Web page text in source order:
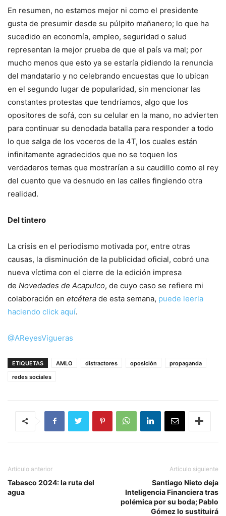
En resumen, no estamos mejor ni como el presidente
gusta de presumir desde su púlpito mañanero; lo que ha
sucedido en economía, empleo, seguridad o salud
representan la mejor prueba de que el país va mal; por
mucho menos que esto ya se estaría pidiendo la renuncia
del mandatario y no celebrando encuestas que lo ubican
en el segundo lugar de popularidad, sin mencionar las
constantes protestas que tendríamos, algo que los
opositores de sofá, con su celular en la mano, no advierten
para continuar su denodada batalla para responder a todo
lo que salga de los voceros de la 4T, los cuales están
infinitamente agradecidos que no se toquen los
verdaderos temas que mostrarían a su caudillo como el rey
del cuento que va desnudo en las calles fingiendo otra
realidad.
Del tintero
La crisis en el periodismo motivada por, entre otras
causas, la disminución de la publicidad oficial, cobró una
nueva víctima con el cierre de la edición impresa
de Novedades de Acapulco, de cuyo caso se refiere mi
colaboración en etcétera de esta semana, puede leerla
haciendo click aquí.
@AReyesVigueras
ETIQUETAS AMLO distractores oposición
propaganda
redes sociales
Artículo anterior
Tabasco 2024: la ruta del
agua
Artículo siguiente
Santiago Nieto deja
Inteligencia Financiera tras
polémica por su boda; Pablo
Gómez lo sustituirá